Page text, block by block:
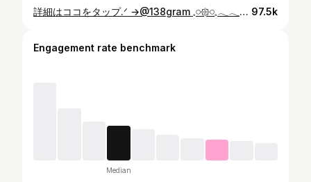
詳細はココをタップ.ᐟ →@138gram 𓈒𓏸𑁍𓏸𓈒𓂃𓂃𓂃𓂃𓂃𓂃𓂃𓂃𓂃𓂃𓈒𓏸𑁍𓏸𓈒 𓌉𓇋‎‎月替りランチ ¥2,600 去年岐阜から一宮市へ移転された絢ねさん🫶🏻🤍 オシャレな和モダンな空間で本格的な和食をいただけるお店💐 訪問時のランチの内容はこちら♡ ・生タコ炙り 法蓮草 エリンギ 人参ソース ・柚子 しんじょ椀 ・メヒカリ 紅はるか 揚物 ・サワラ塩焼き カブ 春菊ソース ・むかごごはん 味噌汁 ・イチヂク 蜂ヨーグルト ・紅茶 盛り付けからとっても素敵でテンションが上がりもちろんどれも絶品！ とくにメヒカリの天ぷらは小ぶりなのに旨みがすごく凝縮されていて一口食べた瞬間びっくりした！！ むかごごはんは芋類の一種のむかごを使用したもの🧚🏻‍♀️ 初めてむかごを食べたんだけどあまりにも美味しくて帰ってからどこに売ってるか調べたくらい🤣 月によって内容が変わるからまた行きたいな🫶🏻 ちょっと贅沢をしたい日などにもおすすめ！ ぜひ行ってみてね🥰 𓈒𓏸𑁍𓏸𓈒𓂃𓂃𓂃𓂃𓂃𓂃𓈒𓏸𑁍𓏸𓈒 絢ね 𖠿愛知県一宮市奥町三出37-5 ☎︎ 070-8484-9393 ◷ lunch 11:30～14:30(L.O.13：15) dinner 17:30～21:00(L.O.19：30) 定休日┆（火） 駐車場┆あり キャッシュレス┆PayPay ※営業時間や定休日等は変更となる場合があります。 お店のHPなどでご確認をお願いいたします。 𓈒𓏸𑁍𓏸𓈒𓂃𓂃𓂃𓂃𓂃𓂃𓈒𓏸𑁍𓏸𓈒 #愛知#一宮市#愛知グルメ#名古屋グルメ#一宮グルメ#岐阜グルメ#愛知ランチ#名古屋ランチ#一宮ランチ#岐阜ランチ#愛知カフェ#名古屋カフェ#一宮カフェ#岐阜カフェ#愛知モーニング#名古屋モーニング#一宮モーニング#岐阜モーニング#絢ね#和食#japanesefood#japanesecafe#138gram 97.5k
Engagement rate benchmark
Median